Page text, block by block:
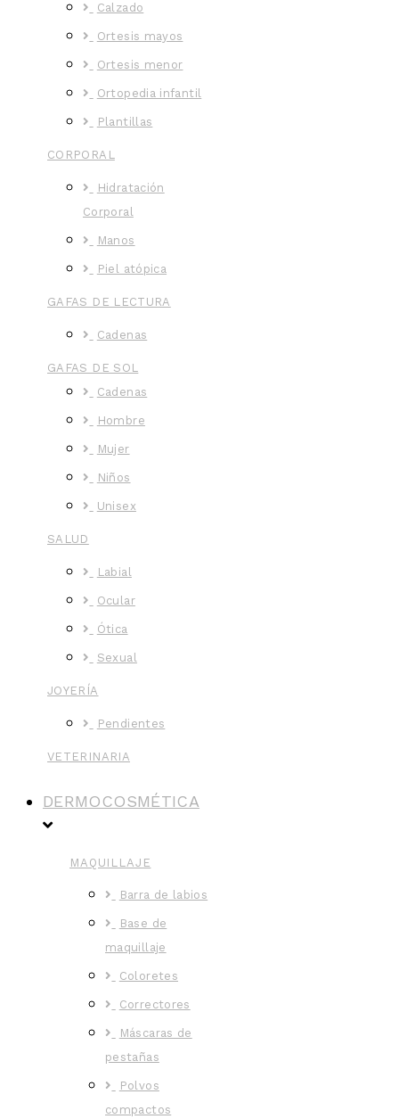
Calzado
Ortesis mayos
Ortesis menor
Ortopedia infantil
Plantillas
CORPORAL
Hidratación
Corporal
Manos
Piel atópica
GAFAS DE LECTURA
Cadenas
GAFAS DE SOL
Cadenas
Hombre
Mujer
Niños
Unisex
SALUD
Labial
Ocular
Ótica
Sexual
JOYERÍA
Pendientes
VETERINARIA
DERMOCOSMÉTICA
MAQUILLAJE
Barra de labios
Base de
maquillaje
Coloretes
Correctores
Máscaras de
pestañas
Polvos
compactos